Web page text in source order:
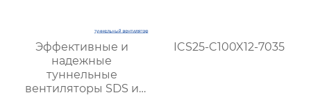
Эффективные и
надежные
туннельные
вентиляторы SDS и
ICS25-C100X12-7035